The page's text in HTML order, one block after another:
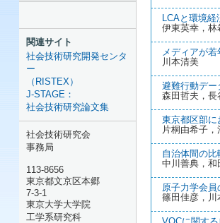
関連サイト
社会技術研究開発センタ
ー
（RISTEX）
J-STAGE：
社会技術研究論文集
社会技術研究会
事務局
113-8656
東京都文京区本郷
7-3-1
東京大学大学院
工学系研究科
LCAと環境
伊東英幸，林
メディアが
川本清美
避難行動デー
森田哲夫，長
東京都区部に
片桐由希子
自治体間の
中川善典，和
原子力学会
篠田佳彦，川